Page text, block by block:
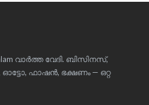
വാർത്ത വേദി. ബിസിനസ്,
ഓട്ടോ, ഫാഷൻ, ഭക്ഷണം — ഒറ്റ